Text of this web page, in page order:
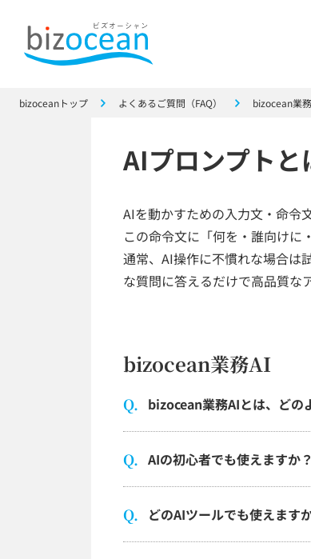
bizoceanトップ よくあるご質問（FAQ） bizocean業
AIプロンプトと
AIを動かすための入力文・命令
この命令文に「何を・誰向けに
通常、AI操作に不慣れな場合は
な質問に答えるだけで高品質な
bizocean業務AI
bizocean業務AIとは、どの
AIの初心者でも使えますか？
どのAIツールでも使えます